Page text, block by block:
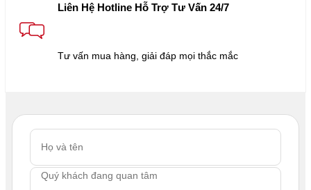
Liên Hệ Hotline Hỗ Trợ Tư Vấn 24/7
Tư vấn mua hàng, giải đáp mọi thắc mắc